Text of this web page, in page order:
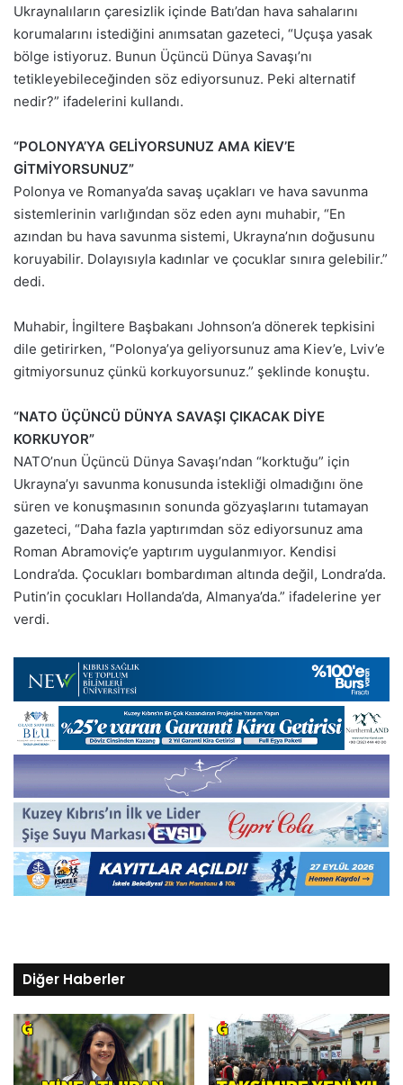
Ukraynalıların çaresizlik içinde Batı’dan hava sahalarını
korumalarını istediğini anımsatan gazeteci, “Uçuşa yasak
bölge istiyoruz. Bunun Üçüncü Dünya Savaşı’nı
tetikleyebileceğinden söz ediyorsunuz. Peki alternatif
nedir?” ifadelerini kullandı.
“POLONYA’YA GELİYORSUNUZ AMA KİEV’E
GİTMİYORSUNUZ”
Polonya ve Romanya’da savaş uçakları ve hava savunma
sistemlerinin varlığından söz eden aynı muhabir, “En
azından bu hava savunma sistemi, Ukrayna’nın doğusunu
koruyabilir. Dolayısıyla kadınlar ve çocuklar sınıra gelebilir.”
dedi.
Muhabir, İngiltere Başbakanı Johnson’a dönerek tepkisini
dile getirirken, “Polonya’ya geliyorsunuz ama Kiev’e, Lviv’e
gitmiyorsunuz çünkü korkuyorsunuz.” şeklinde konuştu.
“NATO ÜÇÜNCÜ DÜNYA SAVAŞI ÇIKACAK DİYE
KORKUYOR”
NATO’nun Üçüncü Dünya Savaşı’ndan “korktuğu” için
Ukrayna’yı savunma konusunda istekliği olmadığını öne
süren ve konuşmasının sonunda gözyaşlarını tutamayan
gazeteci, “Daha fazla yaptırımdan söz ediyorsunuz ama
Roman Abramoviç’e yaptırım uygulanmıyor. Kendisi
Londra’da. Çocukları bombardıman altında değil, Londra’da.
Putin’in çocukları Hollanda’da, Almanya’da.” ifadelerine yer
verdi.
Diğer Haberler